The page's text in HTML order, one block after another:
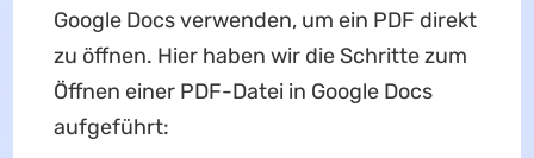
Google Docs verwenden, um ein PDF direkt
zu öffnen. Hier haben wir die Schritte zum
Öffnen einer PDF-Datei in Google Docs
aufgeführt: